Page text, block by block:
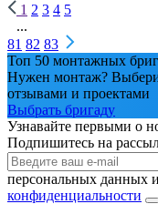
1 2 3 4 5
...
81 82 83
Топ 50 монтажных
Нужен монтаж?
отзывами и проектами
Выбрать бригаду
Узнавайте первыми о
Подпишитесь на
персональных данных
конфиденциальности